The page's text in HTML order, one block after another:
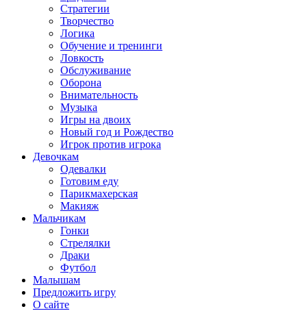
Стратегии
Творчество
Логика
Обучение и тренинги
Ловкость
Обслуживание
Оборона
Внимательность
Музыка
Игры на двоих
Новый год и Рождество
Игрок против игрока
Девочкам
Одевалки
Готовим еду
Парикмахерская
Макияж
Мальчикам
Гонки
Стрелялки
Драки
Футбол
Малышам
Предложить игру
О сайте